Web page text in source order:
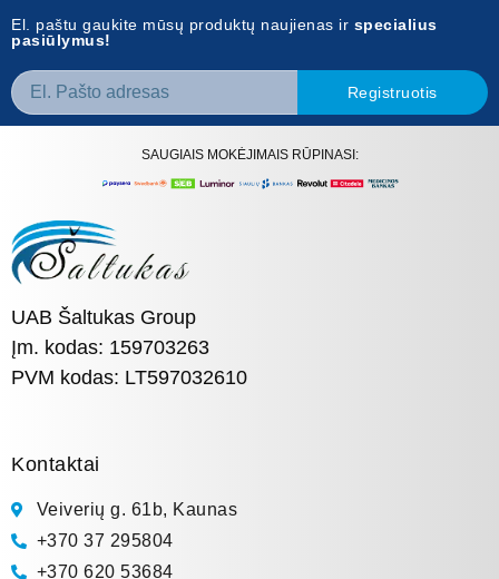
El. paštu gaukite mūsų produktų naujienas ir specialius
pasiūlymus!
Registruotis
SAUGIAIS MOKĖJIMAIS RŪPINASI:
UAB Šaltukas Group
Įm. kodas: 159703263
PVM kodas: LT597032610
Kontaktai
Veiverių g. 61b, Kaunas
+370 37 295804
+370 620 53684